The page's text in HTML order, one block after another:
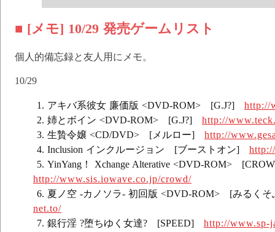
■ [メモ] 10/29 発売ゲームリスト
個人的備忘録と友人用にメモ。
10/29
アキバ系彼女 廉価版 <DVD-ROM> [G.J?] http://
姉とボイン <DVD-ROM> [G.J?] http://
生贄令嬢 <CD/DVD> [メルロー] http://
Inclusion インクルージョン [ブーストオン]
YinYang！ Xchange Alterative <DVD-ROM>
http://www.sis.iowave.co.jp/crowd/
夏ノ空 -カノソラ- 初回版 <DVD-ROM> [みるく
net.to/
銀行淫 ?堕ちゆく女達? [SPEED] http://www.sp-